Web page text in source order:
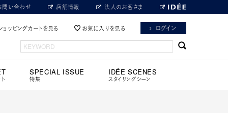
問い合わせ 店舗情報 法人のお客さま
ョッピングカートを見る お気に入りを見る ログイン
SPECIAL ISSUE
特集
IDÉE SCENES
スタイリングシーン